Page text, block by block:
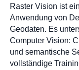
Raster Vision ist
Anwendung von
Geodaten. Es
Computer Vision:
und semantische
vollständige